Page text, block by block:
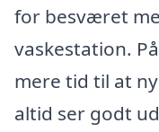
for besværet
vaskestation.
mere tid til at
altid ser godt